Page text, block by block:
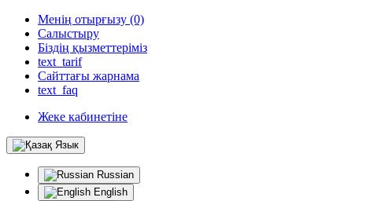
Менің отырғызу (0)
Салыстыру
Біздің қызметтеріміз
text_tarif
Сайттағы жарнама
text_faq
Жеке кабинетіне
Язык
Russian
English